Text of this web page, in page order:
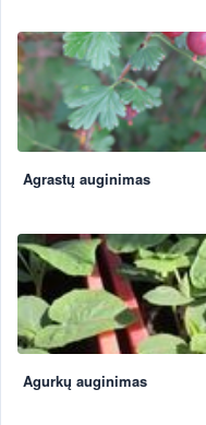
Agrastų auginimas
Agurkų auginimas